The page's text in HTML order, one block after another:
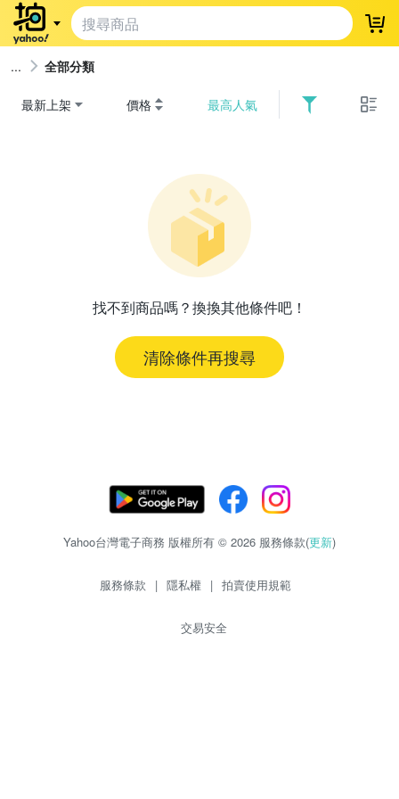
登
全部分類
最新上架 價格 最高人氣
找不到商品嗎？換換其他條件吧！
清除條件再搜尋
Yahoo台灣電子商務 版權所有 © 2026 服務條款(更新)
服務條款 | 隱私權 | 拍賣使用規範
交易安全